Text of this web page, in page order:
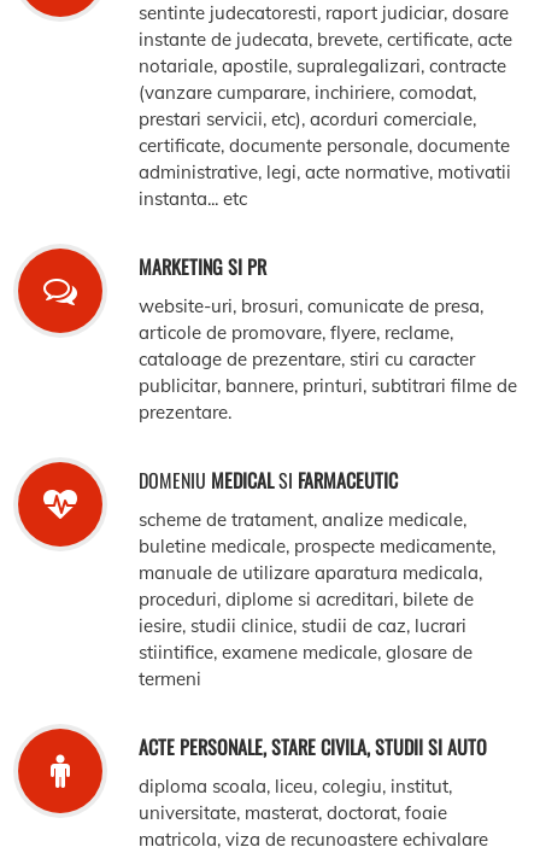
sentinte judecatoresti, raport judiciar, dosare
instante de judecata, brevete, certificate, acte
notariale, apostile, supralegalizari, contracte
(vanzare cumparare, inchiriere, comodat,
prestari servicii, etc), acorduri comerciale,
certificate, documente personale, documente
administrative, legi, acte normative, motivatii
instanta... etc
MARKETING SI PR
website-uri, brosuri, comunicate de presa,
articole de promovare, flyere, reclame,
cataloage de prezentare, stiri cu caracter
publicitar, bannere, printuri, subtitrari filme de
prezentare.
DOMENIU MEDICALSI FARMACEUTIC
scheme de tratament, analize medicale,
buletine medicale, prospecte medicamente,
manuale de utilizare aparatura medicala,
proceduri, diplome si acreditari, bilete de
iesire, studii clinice, studii de caz, lucrari
stiintifice, examene medicale, glosare de
termeni
ACTE PERSONALE, STARE CIVILA, STUDII SI AUTO
diploma scoala, liceu, colegiu, institut,
universitate, masterat, doctorat, foaie
matricola, viza de recunoastere echivalare